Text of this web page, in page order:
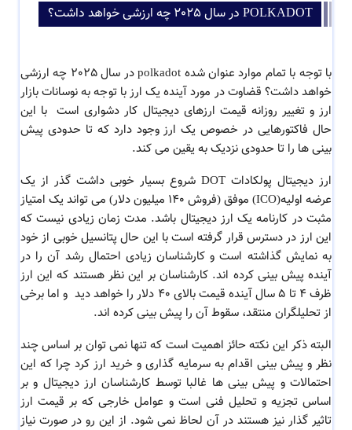
POLKADOT در سال 2025 چه ارزشی خواهد داشت؟
با توجه با تمام موارد عنوان شده polkadot در سال 2025 چه ارزشی
خواهد داشت؟ قضاوت در مورد آینده یک ارز با توجه به نوسانات بازار
ارز و تغییر روزانه قیمت ارزهای دیجیتال کار دشواری است با این
حال فاکتورهایی در خصوص یک ارز وجود دارد که تا حدودی پیش
بینی ها را تا حدودی نزدیک به یقین می کند.
ارز دیجیتال پولکادات DOT شروع بسیار خوبی داشت گذر از یک
عرضه اولیه(ICO) موفق (فروش 140 میلیون دلار) می تواند یک امتیاز
مثبت در کارنامه یک ارز دیجیتال باشد. مدت زمان زیادی نیست که
این ارز در دسترس قرار گرفته است با این حال پتانسیل خوبی از خود
به نمایش گذاشته است و کارشناسان زیادی احتمال رشد آن را در
آینده پیش بینی کرده اند. کارشناسان بر این نظر هستند که این ارز
ظرف 4 تا 5 سال آینده قیمت بالای 40 دلار را خواهد دید و اما برخی
از تحلیلگران منتقد، سقوط آن را پیش بینی کرده اند.
البته ذکر این نکته حائز اهمیت است که تنها نمی توان بر اساس چند
نظر و پیش بینی اقدام به سرمایه گذاری و خرید ارز کرد چرا که این
احتمالات و پیش بینی ها غالبا توسط کارشناسان ارز دیجیتال و بر
اساس تجزیه و تحلیل فنی است و عوامل خارجی که بر قیمت ارز
تاثیر گذار نیز هستند در آن لحاظ نمی شود. از این رو در صورت نیاز